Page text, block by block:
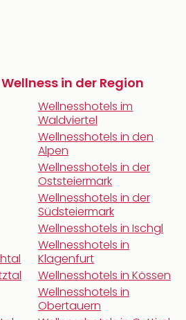
in der Region
Wellnesshotels im
Waldviertel
Wellnesshotels in den
Alpen
Wellnesshotels in der
Oststeiermark
Wellnesshotels in der
Südsteiermark
Wellnesshotels in Ischgl
Wellnesshotels in
Klagenfurt
Wellnesshotels in Kössen
Wellnesshotels in
Obertauern